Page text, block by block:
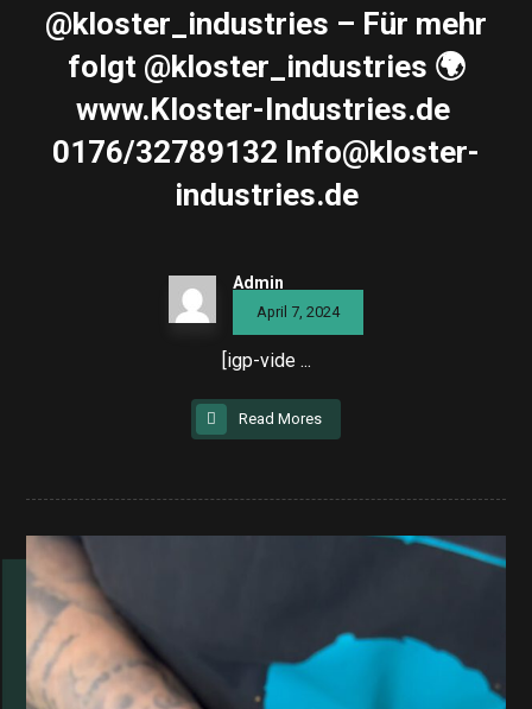
@kloster_industries – Für mehr
folgt @kloster_industries 🌍
www.Kloster-Industries.de ️
0176/32789132 Info@kloster-
industries.de
Admin
April 7, 2024
[igp-vide ...
Read Mores